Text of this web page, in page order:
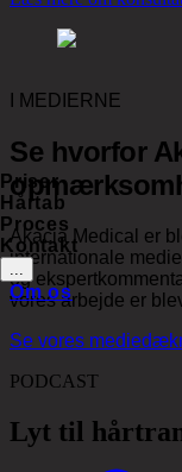
Priser
Hårtab
Proces
Kontakt
...
Om os
I MEDIERNE
Se hvorfor
Akacia Medical er
internationale
og
vores arbejde er
Se vores
PODCAST
Lyt til